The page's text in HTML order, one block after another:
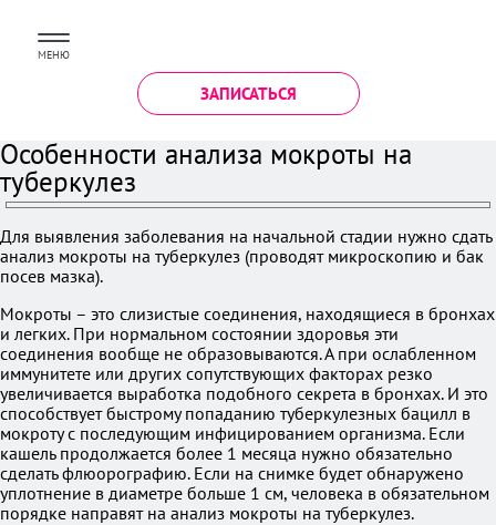
МЕНЮ
ЗАПИСАТЬСЯ
Особенности анализа мокроты на
туберкулез
Для выявления заболевания на начальной стадии нужно сдать
анализ мокроты на туберкулез (проводят микроскопию и бак
посев мазка).
Мокроты – это слизистые соединения, находящиеся в бронхах
и легких. При нормальном состоянии здоровья эти
соединения вообще не образовываются. А при ослабленном
иммунитете или других сопутствующих факторах резко
увеличивается выработка подобного секрета в бронхах. И это
способствует быстрому попаданию туберкулезных бацилл в
мокроту с последующим инфицированием организма. Если
кашель продолжается более 1 месяца нужно обязательно
сделать флюорографию. Если на снимке будет обнаружено
уплотнение в диаметре больше 1 см, человека в обязательном
порядке направят на анализ мокроты на туберкулез.